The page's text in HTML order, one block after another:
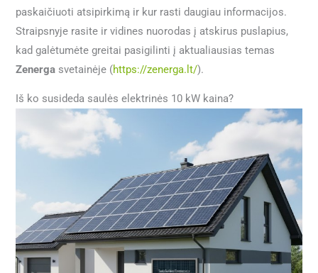
paskaičiuoti atsipirkimą ir kur rasti daugiau informacijos.
Straipsnyje rasite ir vidines nuorodas į atskirus puslapius,
kad galėtumėte greitai pasigilinti į aktualiausias temas
Zenerga svetainėje (https://zenerga.lt/).
Iš ko susideda saulės elektrinės 10 kW kaina?